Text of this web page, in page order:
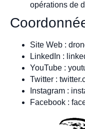
opérations de
Site Web :
LinkedIn :
YouTube :
Twitter :
Instagram :
Facebook :